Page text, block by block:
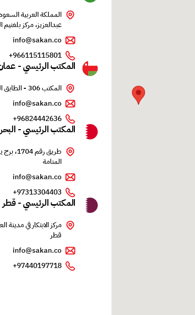
عبدالعزيز، مركز بلغنيم
info@sakan.co
966115115801+
المكتب الرئيسي -
المكتب 306 - الطابق الثالث - مبنى الأوفيس - شارع الخوير - الغبرة - عمان
info@sakan.co
96824442636+
المكتب الرئيسي -
المنامة
info@sakan.co
97313304403+
المكتب الرئيسي - قطر
مركز الابتكار في مدينة
قطر
info@sakan.co
97440197718+